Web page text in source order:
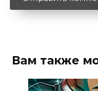
Вам также